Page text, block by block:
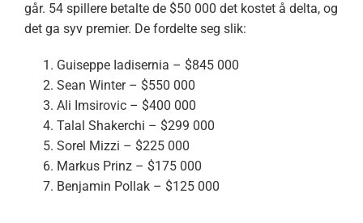
går. 54 spillere betalte de $50 000 det kostet å delta, og
det ga syv premier. De fordelte seg slik:
Guiseppe Iadisernia – $845 000
Sean Winter – $550 000
Ali Imsirovic – $400 000
Talal Shakerchi – $299 000
Sorel Mizzi – $225 000
Markus Prinz – $175 000
Benjamin Pollak – $125 000